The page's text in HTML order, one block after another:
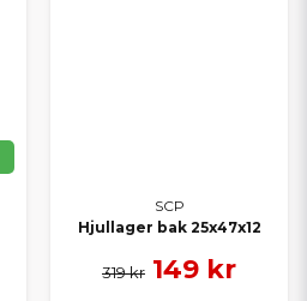
SCP
Hjullager bak 25x47x12
319 kr 149 kr